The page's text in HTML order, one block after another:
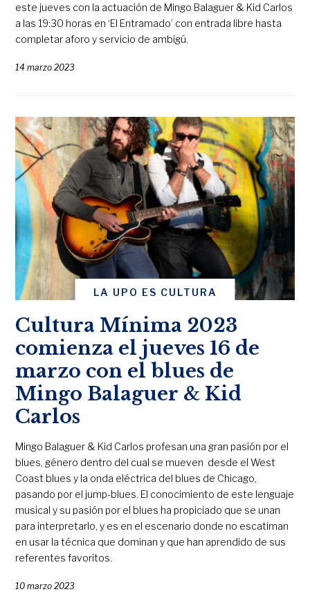
este jueves con la actuación de Mingo Balaguer & Kid Carlos
a las 19:30 horas en ‘El Entramado’ con entrada libre hasta
completar aforo y servicio de ambigú.
14 marzo 2023
LA UPO ES CULTURA
Cultura Mínima 2023
comienza el jueves 16 de
marzo con el blues de
Mingo Balaguer & Kid
Carlos
Mingo Balaguer & Kid Carlos profesan una gran pasión por el
blues, género dentro del cual se mueven desde el West
Coast blues y la onda eléctrica del blues de Chicago,
pasando por el jump-blues. El conocimiento de este lenguaje
musical y su pasión por el blues ha propiciado que se unan
para interpretarlo, y es en el escenario donde no escatiman
en usar la técnica que dominan y que han aprendido de sus
referentes favoritos.
10 marzo 2023